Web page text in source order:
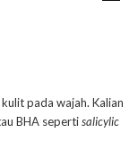
pada wajah. Kalian
BHA sepertisalicylic